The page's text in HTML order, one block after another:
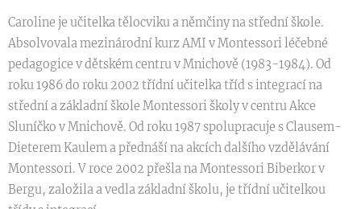
Caroline je učitelka tělocviku a němčiny na střední škole.
Absolvovala mezinárodní kurz AMI v Montessori léčebné
pedagogice v dětském centru v Mnichově (1983-1984). Od
roku 1986 do roku 2002 třídní učitelka tříd s integrací na
střední a základní škole Montessori školy v centru Akce
Sluníčko v Mnichově. Od roku 1987 spolupracuje s Clausem-
Dieterem Kaulem a přednáší na akcích dalšího vzdělávání
Montessori. V roce 2002 přešla na Montessori Biberkor v
Bergu, založila a vedla základní školu, je třídní učitelkou